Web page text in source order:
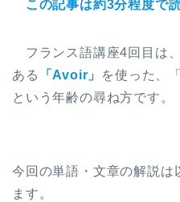
この記事は約3分程度で
フランス語講座4回目は
ある
「Avoir」
を使った、
という年齢の尋ね方です。
今回の単語・文章の解説は
ます。